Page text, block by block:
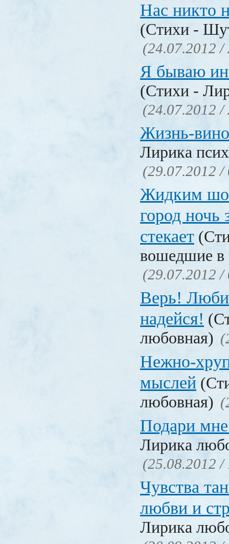
Нас никто
(Стихи -
(24.07.2012 /
Я бываю
(Стихи -
(24.07.2012 /
Жизнь-вино
Лирика
(29.07.2012 /
Жидким
город ночь
стекает
вошедшие в
(29.07.2012 /
Верь!
надейся!
любовная)
Нежно-
мыслей
любовная)
Подари мне
Лирика
(25.08.2012 /
Чувства
любви и
Лирика